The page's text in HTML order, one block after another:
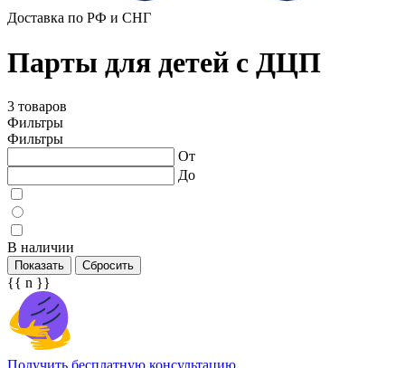
Доставка по РФ и СНГ
Парты для детей с ДЦП
3 товаров
Фильтры
Фильтры
От
До
В наличии
Показать Сбросить
{{ n }}